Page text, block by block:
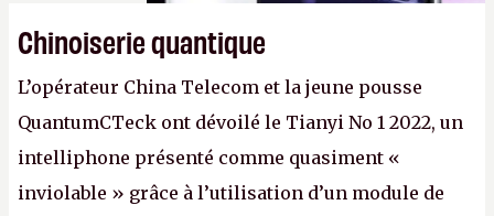
Chinoiserie quantique
L’opérateur China Telecom et la jeune pousse
QuantumCTeck ont dévoilé le Tianyi No 1 2022, un
intelliphone présenté comme quasiment «
inviolable » grâce à l’utilisation d’un module de